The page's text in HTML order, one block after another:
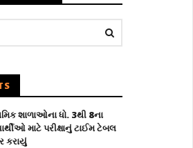
શાળાઓના ધો. 3થી 8ના
માટે પરીક્ષાનું ટાઈમ ટેબલ
કરાયું